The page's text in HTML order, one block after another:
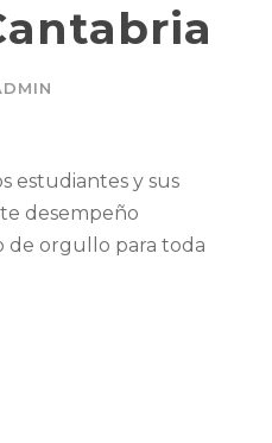
estudiantes y sus
desempeño
de orgullo para toda